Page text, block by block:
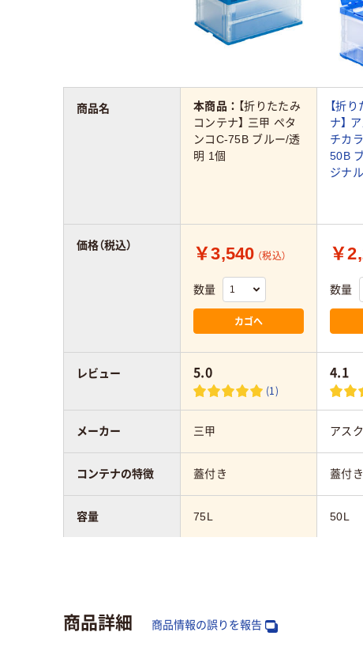
本商品： 【折りたたみ
コンテナ】 三甲 ペタ
ンコC-75B ブルー/透
明 1個
【折
ナ】
チカ
50B
ジナル
￥3,540 （税込）
数量
カゴへ
￥
数量
5.0
(1)
4.1
三甲 アス
蓋付き 蓋付き
75L 50L
ポリプロピレン
商品名
価格（税込）
レビュー
メーカー
コンテナの特徴
容量
材質
商品詳細 商品情報の誤りを報告